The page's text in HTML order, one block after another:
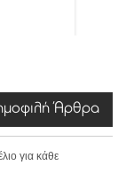
Άρθρα
για κάθε